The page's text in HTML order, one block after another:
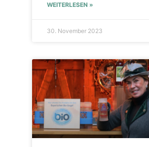
WEITERLESEN »
30. November 2023